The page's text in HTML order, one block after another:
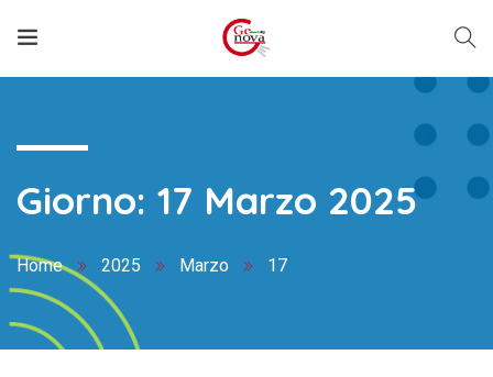
Giorno: 17 Marzo 2025
Home 2025 Marzo 17